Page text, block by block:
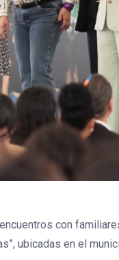
con
ubicadas en el